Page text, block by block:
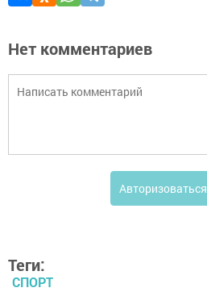
Нет комментариев
Авторизоваться
Теги:
СПОРТ